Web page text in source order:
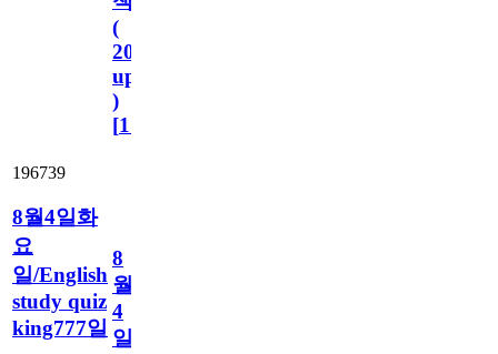
(
2023.11.1
update
)
[110
196739
8월4일화
요
일/English
study quiz
king777일
8
월
4
일